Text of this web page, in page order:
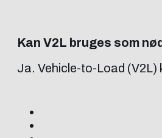
Kan V2L bruges som
Ja. Vehicle-to-Load